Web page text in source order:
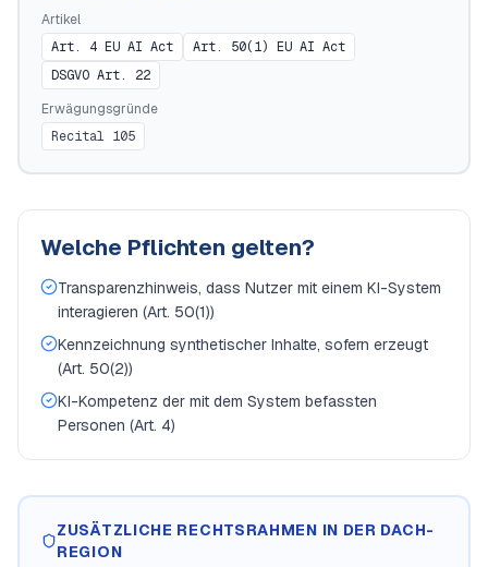
Artikel
Art. 4 EU AI Act
Art. 50(1) EU AI Act
DSGVO Art. 22
Erwägungsgründe
Recital 105
Welche Pflichten gelten?
Transparenzhinweis, dass Nutzer mit einem KI-System
interagieren (Art. 50(1))
Kennzeichnung synthetischer Inhalte, sofern erzeugt
(Art. 50(2))
KI-Kompetenz der mit dem System befassten
Personen (Art. 4)
ZUSÄTZLICHE RECHTSRAHMEN IN DER DACH-
REGION